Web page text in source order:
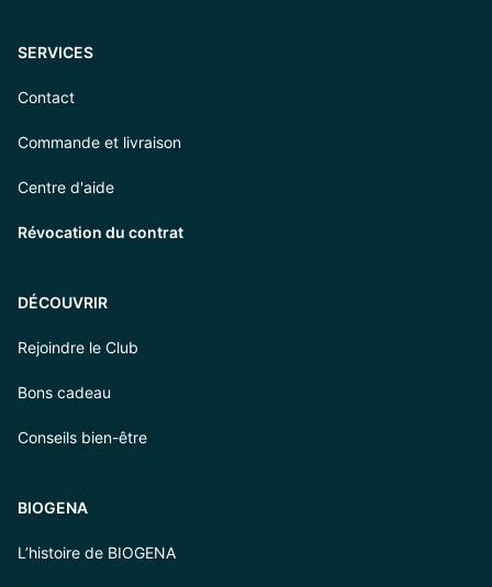
SERVICES
Contact
Commande et livraison
Centre d'aide
Révocation du contrat
DÉCOUVRIR
Rejoindre le Club
Bons cadeau
Conseils bien-être
BIOGENA
L’histoire de BIOGENA